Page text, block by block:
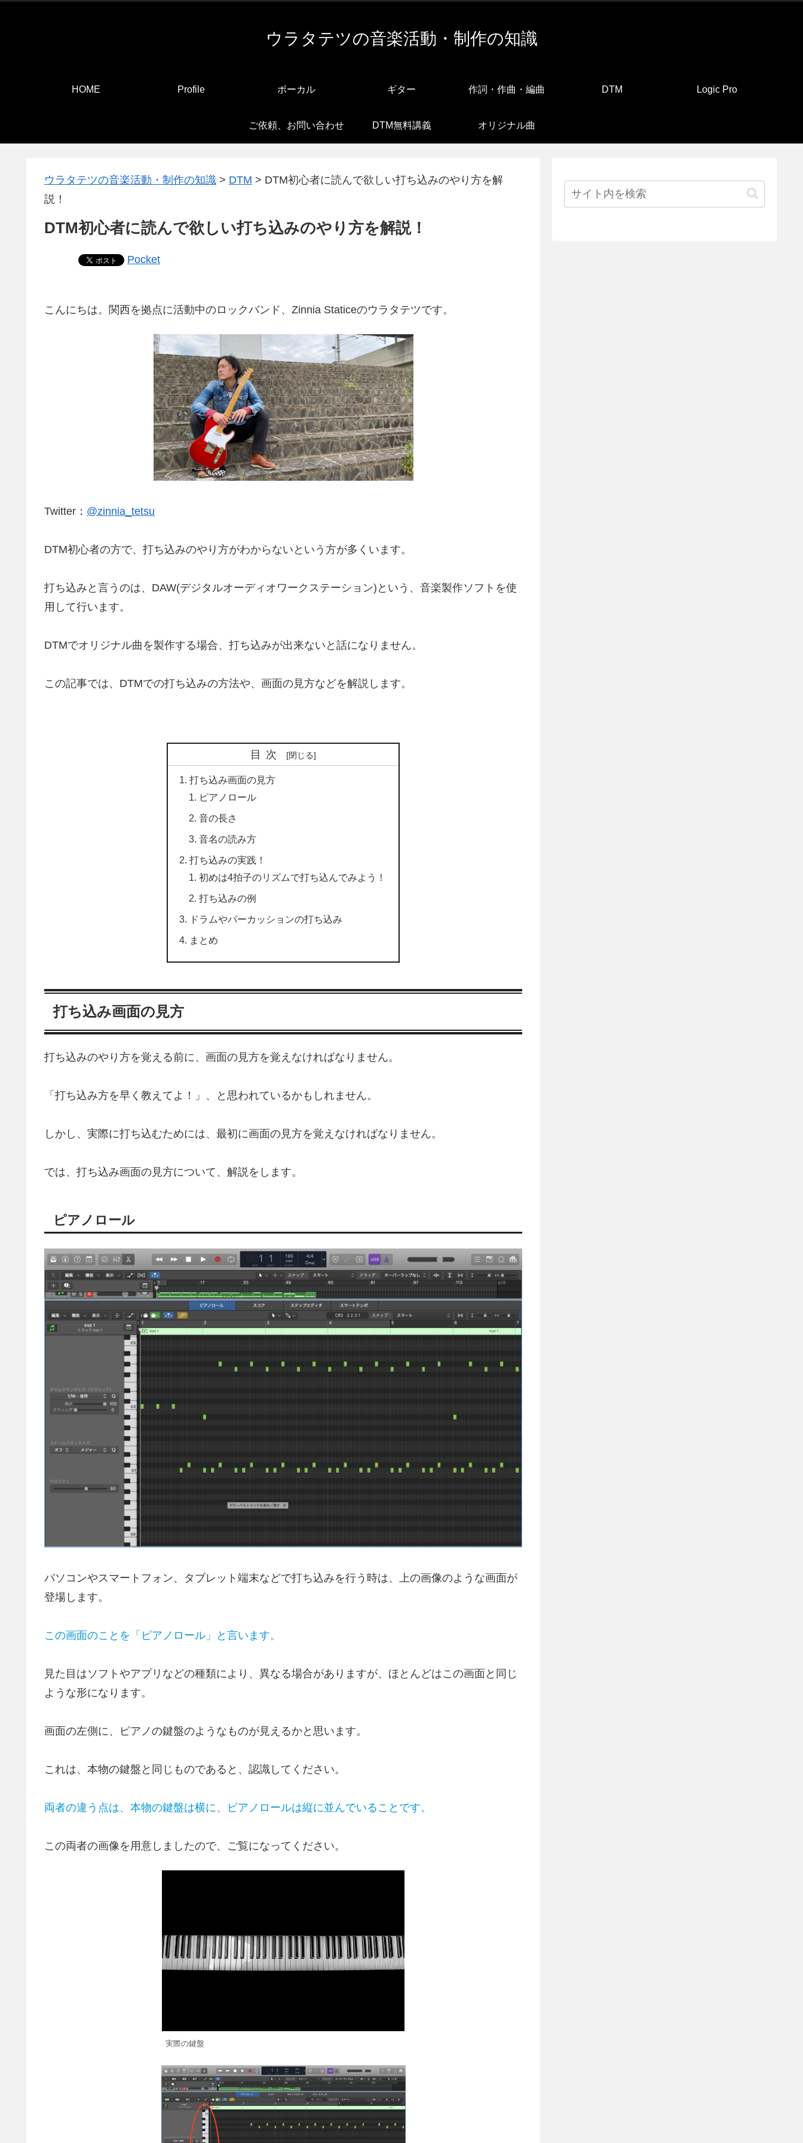
ウラタテツの音楽活動・制作の知識
HOME Profile ボーカル ギター 作詞・作曲・編曲 DTM Logic Pro
ご依頼、お問い合わせ DTM無料講義 オリジナル曲
ウラタテツの音楽活動・制作の知識 > DTM > DTM初心者に読んで欲しい打ち込みのやり方を解
説！
DTM初心者に読んで欲しい打ち込みのやり方を解説！
Pocket
こんにちは。関西を拠点に活動中のロックバンド、Zinnia Staticeのウラタテツです。
Twitter： @zinnia_tetsu
DTM初心者の方で、打ち込みのやり方がわからないという方が多くいます。
打ち込みと言うのは、DAW(デジタルオーディオワークステーション)という、音楽製作ソフトを使
用して行います。
DTMでオリジナル曲を製作する場合、打ち込みが出来ないと話になりません。
この記事では、DTMでの打ち込みの方法や、画面の見方などを解説します。
目次
打ち込み画面の見方
ピアノロール
音の長さ
音名の読み方
打ち込みの実践！
初めは4拍子のリズムで打ち込んでみよう！
打ち込みの例
ドラムやパーカッションの打ち込み
まとめ
打ち込み画面の見方
打ち込みのやり方を覚える前に、画面の見方を覚えなければなりません。
「打ち込み方を早く教えてよ！」、と思われているかもしれません。
しかし、実際に打ち込むためには、最初に画面の見方を覚えなければなりません。
では、打ち込み画面の見方について、解説をします。
ピアノロール
パソコンやスマートフォン、タブレット端末などで打ち込みを行う時は、上の画像のような画面が
登場します。
この画面のことを「ピアノロール」と言います。
見た目はソフトやアプリなどの種類により、異なる場合がありますが、ほとんどはこの画面と同じ
ような形になります。
画面の左側に、ピアノの鍵盤のようなものが見えるかと思います。
これは、本物の鍵盤と同じものであると、認識してください。
両者の違う点は、本物の鍵盤は横に、ピアノロールは縦に並んでいることです。
この両者の画像を用意しましたので、ご覧になってください。
実際の鍵盤